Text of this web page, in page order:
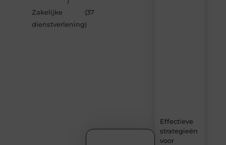
Zakelijke
dienstverlening
(37
)
Effectieve
strategieën
voor